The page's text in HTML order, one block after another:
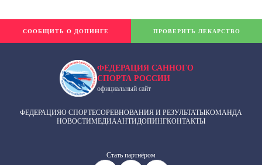
ФЕДЕРАЦИЯ САННОГО
СПОРТА РОССИИ
официальный сайт
ФЕДЕРАЦИЯО СПОРТЕСОРЕВНОВАНИЯ И РЕЗУЛЬТАТЫКОМАНДА
НОВОСТИМЕДИААНТИДОПИНГКОНТАКТЫ
Cтать партнёром
СООБЩИТЬ О ДОПИНГЕ ПРОВЕРИТЬ ЛЕКАРСТВО